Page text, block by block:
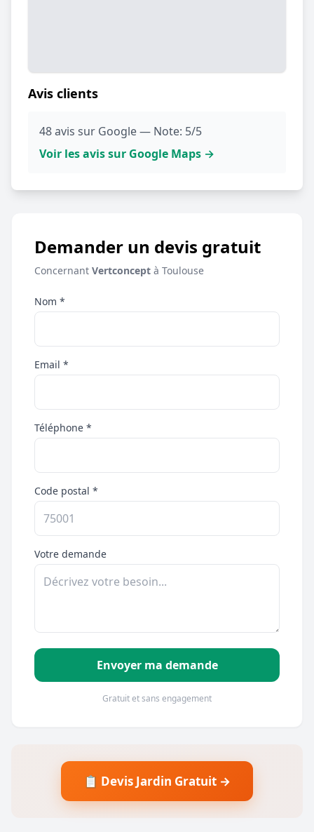
Avis clients
48 avis sur Google — Note: 5/5
Voir les avis sur Google Maps →
Demander un devis gratuit
Concernant Vertconcept à Toulouse
Nom *
Email *
Téléphone *
Code postal *
Votre demande
Envoyer ma demande
Gratuit et sans engagement
📋 Devis Jardin Gratuit →